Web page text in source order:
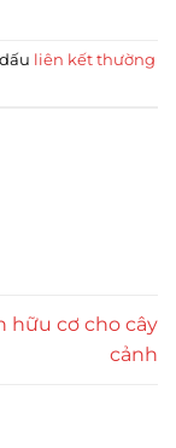
liên kết thường
hữu cơ cho cây
cảnh